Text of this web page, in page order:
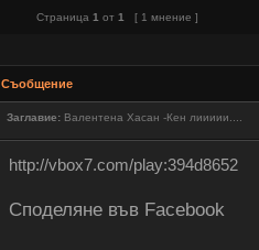
Страница 1 от 1 [ 1 мнение ]
Съобщение
Заглавие: Валентена Хасан -Кен лиииии....
http://vbox7.com/play:394d8652
Споделяне във Facebook